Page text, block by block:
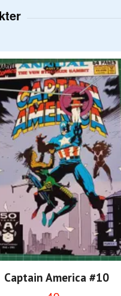
Captain America #10